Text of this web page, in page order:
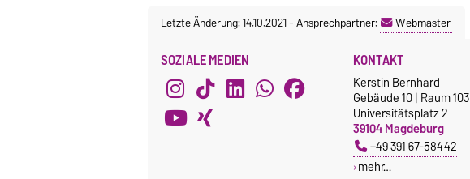
Letzte Änderung: 14.10.2021-Ansprechpartner: Webmaster
SOZIALE MEDIEN KONTAKT
Kerstin Bernhard
Gebäude 10 | Raum 103
Universitätsplatz 2
39104 Magdeburg
+49 391 67-58442
mehr…